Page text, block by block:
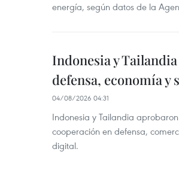
energía, según datos de la
Indonesia y
defensa, economía y
04/08/2026 04:31
Indonesia y Tailandia
cooperación en defensa,
digital.